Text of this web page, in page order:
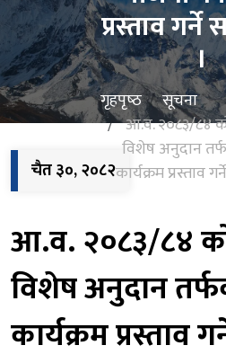
प्रस्ताव गर्ने
।
गृहपृष्‍ठ
सूचना
आ.व. २०८३/८४
विशेष अनुदान
कार्यक्रम प्रस्ताव
चैत ३०, २०८२
आ.व. २०८३/८४
विशेष अनुदान
कार्यक्रम प्रस्ताव